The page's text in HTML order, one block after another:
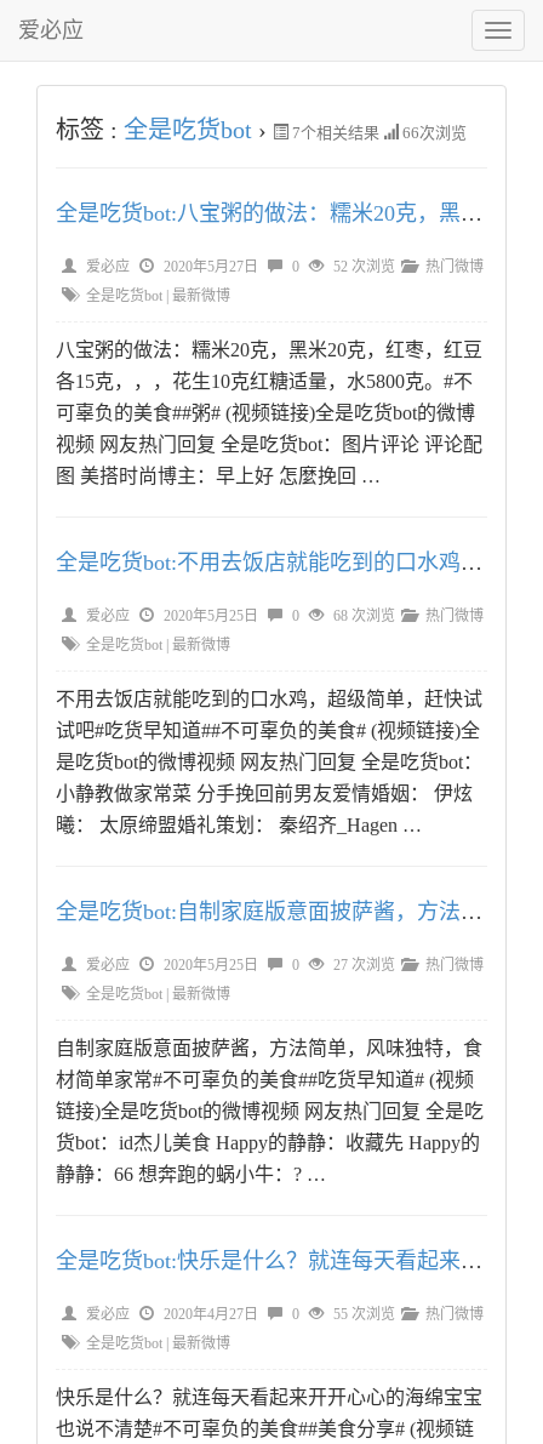
切
换
菜
爱必应
标签 : 全是吃货bot › 7个相关结果 66次浏览
全是吃货bot:八宝粥的做法：糯米20克，黑米20克，红
爱必应 2020年5月27日 0 52 次浏览
热门微博
全是吃货bot 最新微博
八宝粥的做法：糯米20克，黑米20克，红枣，红豆
各15克，，，花生10克红糖适量，水5800克。#不
可辜负的美食##粥# (视频链接)全是吃货bot的微博
视频 网友热门回复 全是吃货bot：图片评论 评论配
图 美搭时尚博主：早上好 怎麼挽回 …
全是吃货bot:不用去饭店就能吃到的口水鸡，超级简单，赶
爱必应 2020年5月25日 0 68 次浏览
热门微博
全是吃货bot 最新微博
不用去饭店就能吃到的口水鸡，超级简单，赶快试
试吧#吃货早知道##不可辜负的美食# (视频链接)全
是吃货bot的微博视频 网友热门回复 全是吃货bot：
小静教做家常菜 分手挽回前男友爱情婚姻： 伊炫
曦： 太原缔盟婚礼策划： 秦绍齐_Hagen …
全是吃货bot:自制家庭版意面披萨酱，方法简单，风味独特
爱必应 2020年5月25日 0 27 次浏览
热门微博
全是吃货bot 最新微博
自制家庭版意面披萨酱，方法简单，风味独特，食
材简单家常#不可辜负的美食##吃货早知道# (视频
链接)全是吃货bot的微博视频 网友热门回复 全是吃
货bot：id杰儿美食 Happy的静静：收藏先 Happy的
静静：66 想奔跑的蜗小牛：? …
全是吃货bot:快乐是什么？就连每天看起来开开心心的海绵
爱必应 2020年4月27日 0 55 次浏览
热门微博
全是吃货bot 最新微博
快乐是什么？就连每天看起来开开心心的海绵宝宝
也说不清楚#不可辜负的美食##美食分享# (视频链